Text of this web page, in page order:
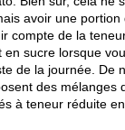
avoir une portion
compte de la
en sucre lorsque
de la journée. De
des mélanges
à teneur réduite